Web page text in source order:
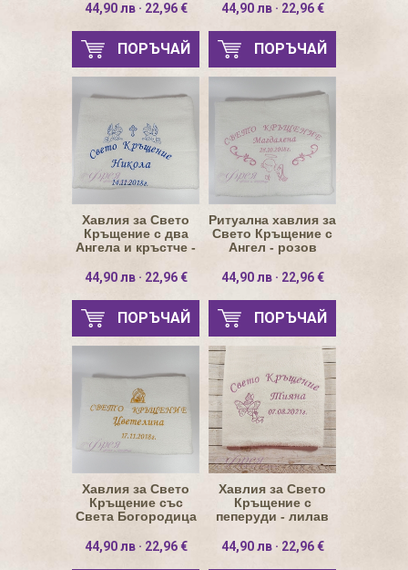
44,90 лв · 22,96 €
ПОРЪЧАЙ
44,90 лв · 22,96 €
ПОРЪЧАЙ
Хавлия за Свето
Кръщение с два
Ангела и кръстче -
44,90 лв · 22,96 €
ПОРЪЧАЙ
Ритуална хавлия за
Свето Кръщение с
Ангел - розов
44,90 лв · 22,96 €
ПОРЪЧАЙ
Хавлия за Свето
Кръщение със
Света Богородица
44,90 лв · 22,96 €
Хавлия за Свето
Кръщение с
пеперуди - лилав
44,90 лв · 22,96 €